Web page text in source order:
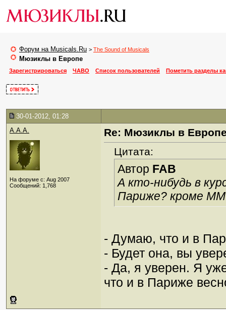
Форум на Musicals.Ru > The Sound of Musicals
Мюзиклы в Европе
Зарегистрироваться ЧАВО Список пользователей Пометить разделы
30-01-2012, 01:28
A.A.A.
На форуме с: Aug 2007
Сообщений: 1,768
Re: Мюзиклы в
Цитата:
Автор FAB
А кто-нибудь в
Париже? кроме ММ
- Думаю, что и в
- Будет она, вы
- Да, я уверен. Я
что и в Париже